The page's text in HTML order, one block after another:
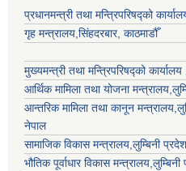
प्रधानमन्त्री तथा मन्त्रिपरिषद्को
गृह मन्त्रालय,सिंहदरबार, काठमाडौँ
मुख्यमन्त्री तथा मन्त्रिपरिषद्को
आर्थिक मामिला तथा योजना मन्त्रालय,
आन्तरिक मामिला तथा कानून मन्त्रालय,
नेपाल
सामाजिक विकास मन्त्रालय,लुम्बिनी प्रदेश
भौतिक पूर्वाधार विकास मन्त्रालय,